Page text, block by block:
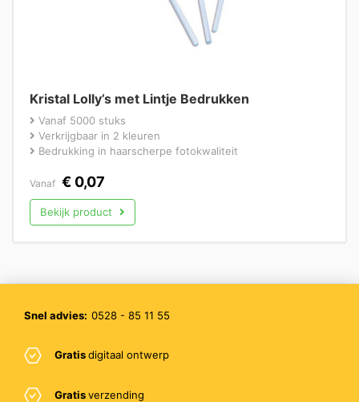
Kristal Lolly’s met Lintje Bedrukken
Vanaf 5000 stuks
Verkrijgbaar in 2 kleuren
Bedrukking in haarscherpe fotokwaliteit
Vanaf € 0,07
Bekijk product
Snel advies: 0528 - 85 11 55
Gratisdigitaal ontwerp
Gratisverzending